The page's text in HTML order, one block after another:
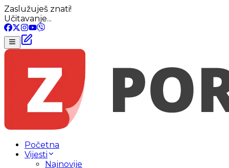
Zaslužuješ znati!
Učitavanje...
Početna
Vijesti
Najnovije